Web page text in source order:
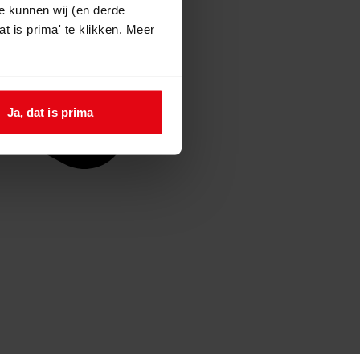
kunnen wij (en derde
is prima' te klikken. Meer
Ja, dat is prima